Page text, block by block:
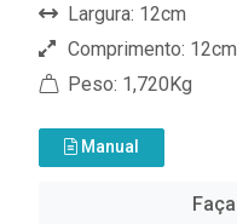
Largura: 12cm
Comprimento: 12cm
Peso: 1,720Kg
Manual